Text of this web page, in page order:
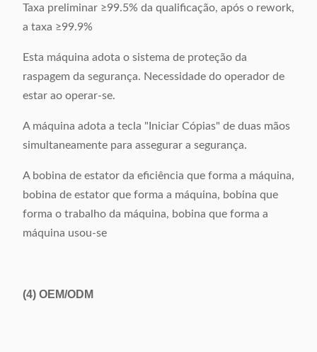
Taxa preliminar ≥99.5% da qualificação, após o rework,
a taxa ≥99.9%
Esta máquina adota o sistema de proteção da
raspagem da segurança. Necessidade do operador de
estar ao operar-se.
A máquina adota a tecla "Iniciar Cópias" de duas mãos
simultaneamente para assegurar a segurança.
A bobina de estator da eficiência que forma a máquina,
bobina de estator que forma a máquina, bobina que
forma o trabalho da máquina, bobina que forma a
máquina usou-se
(4) OEM/ODM